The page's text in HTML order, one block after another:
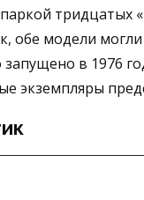
тридцатых
обе модели
в 1976
экземпляры